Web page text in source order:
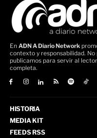
En ADN A Diario Network
contexto y responsabilidad.
publicamos para servir al
completa.
HISTORIA
MEDIA KIT
FEEDS RSS